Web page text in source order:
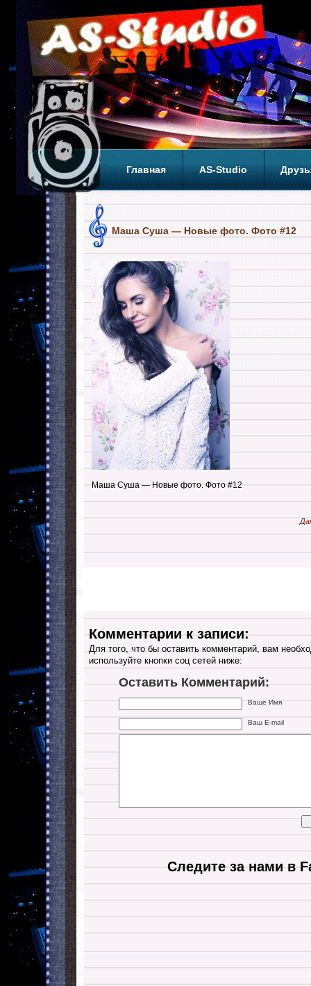
Главная AS-Studio
Маша Суша — Новые фото. Фото #12
Маша Суша — Новые фото. Фото #12
Комментарии к записи:
Для того, что бы оставить комментарий, вам
используйте кнопки соц сетей ниже:
Оставить Комментарий:
Ваше Имя
Ваш E-mail
Следите за нами в